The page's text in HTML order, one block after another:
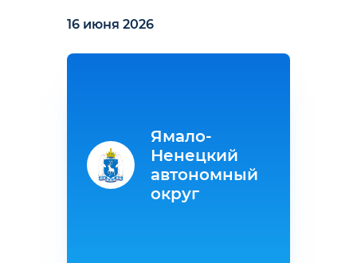
16 июня 2026
Ямало-
Ненецкий
автономный
округ